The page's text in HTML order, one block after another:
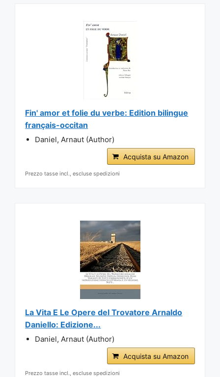
Fin' amor et folie du verbe: Edition bilingue
français-occitan
Daniel, Arnaut (Author)
Acquista su Amazon
Prezzo tasse incl., escluse spedizioni
La Vita E Le Opere del Trovatore Arnaldo
Daniello: Edizione...
Daniel, Arnaut (Author)
Acquista su Amazon
Prezzo tasse incl., escluse spedizioni